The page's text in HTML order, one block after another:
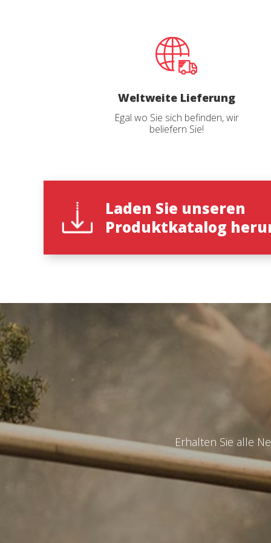
Weltweite Lieferung
Egal wo Sie sich befinden, wir
beliefern Sie!
Laden Sie unseren
Produktkatalog
Name*
State *
Erhalten Sie alle
dass
Diese
seiner
auf